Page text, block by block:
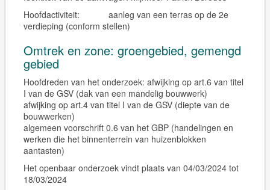
Hoofdactiviteit: aanleg van een terras op de 2e
verdieping (conform stellen)
Omtrek en zone: groengebied, gemengd
gebied
Hoofdreden van het onderzoek: afwijking op art.6 van titel
I van de GSV (dak van een mandelig bouwwerk)
afwijking op art.4 van titel I van de GSV (diepte van de
bouwwerken)
algemeen voorschrift 0.6 van het GBP (handelingen en
werken die het binnenterrein van huizenblokken
aantasten)
Het openbaar onderzoek vindt plaats van 04/03/2024 tot
18/03/2024